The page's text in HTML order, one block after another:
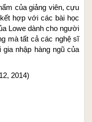
của giảng viên, cựu
hợp với các bài học
Lowe dành cho người
mà tất cả các nghệ sĩ
nhập hàng ngũ của
12, 2014)